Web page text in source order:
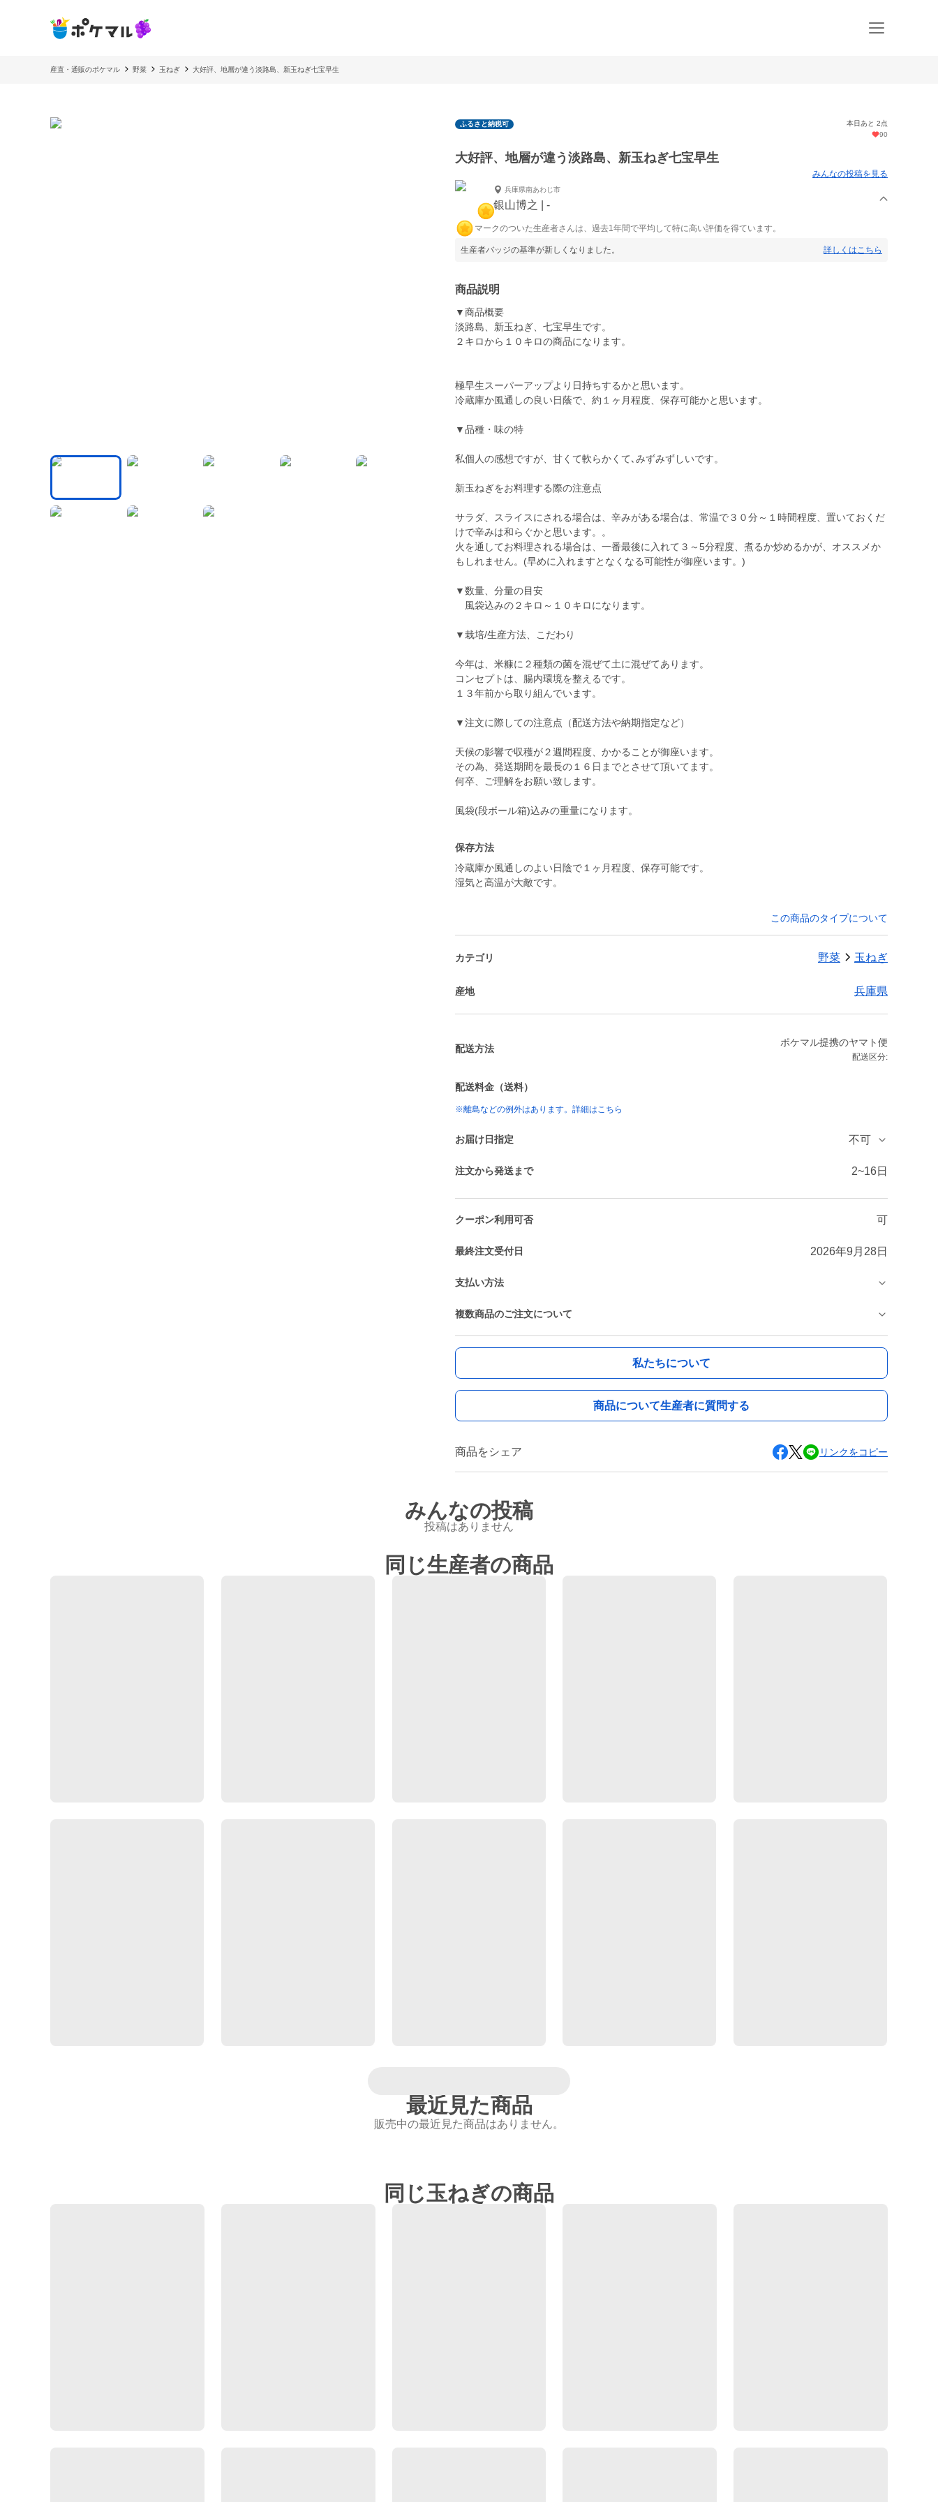
産直・通販のポケマル 野菜 玉ねぎ 大好評、地層が違う淡路島、新玉ねぎ七宝早生
ふるさと納税可
本日あと 2点
90
大好評、地層が違う淡路島、新玉ねぎ七宝早生
みんなの投稿を見る
兵庫県南あわじ市
銀山博之 | -
マークのついた生産者さんは、過去1年間で平均して特に高い評価を得ています。
生産者バッジの基準が新しくなりました。 詳しくはこちら
商品説明
▼商品概要
淡路島、新玉ねぎ、七宝早生です。
２キロから１０キロの商品になります。
極早生スーパーアップより日持ちするかと思います。
冷蔵庫か風通しの良い日蔭で、約１ヶ月程度、保存可能かと思います。
▼品種・味の特
私個人の感想ですが、甘くて軟らかくて､みずみずしいです。
新玉ねぎをお料理する際の注意点
サラダ、スライスにされる場合は、辛みがある場合は、常温で３０分～１時間程度、置いておくだ
けで辛みは和らぐかと思います。。
火を通してお料理される場合は、一番最後に入れて３～5分程度、煮るか炒めるかが、オススメか
もしれません。(早めに入れますとなくなる可能性が御座います。)
▼数量、分量の目安
風袋込みの２キロ～１０キロになります。
▼栽培/生産方法、こだわり
今年は、米糠に２種類の菌を混ぜて土に混ぜてあります。
コンセプトは、腸内環境を整えるです。
１３年前から取り組んでいます。
▼注文に際しての注意点（配送方法や納期指定など）
天候の影響で収穫が２週間程度、かかることが御座います。
その為、発送期間を最長の１６日までとさせて頂いてます。
何卒、ご理解をお願い致します。
風袋(段ボール箱)込みの重量になります。
保存方法
冷蔵庫か風通しのよい日陰で１ヶ月程度、保存可能です。
湿気と高温が大敵です。
この商品のタイプについて
カテゴリ 野菜 玉ねぎ
産地 兵庫県
配送方法
ポケマル提携のヤマト便
配送区分:
配送料金（送料）
※離島などの例外はあります。詳細はこちら
お届け日指定 不可
注文から発送まで 2~16日
クーポン利用可否 可
最終注文受付日 2026年9月28日
支払い方法
複数商品のご注文について
私たちについて
商品について生産者に質問する
商品をシェア リンクをコピー
みんなの投稿
投稿はありません
同じ生産者の商品
最近見た商品
販売中の最近見た商品はありません。
同じ玉ねぎの商品